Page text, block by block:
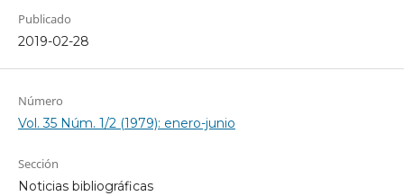
Publicado
2019-02-28
Número
Vol. 35 Núm. 1/2 (1979): enero-junio
Sección
Noticias bibliográficas